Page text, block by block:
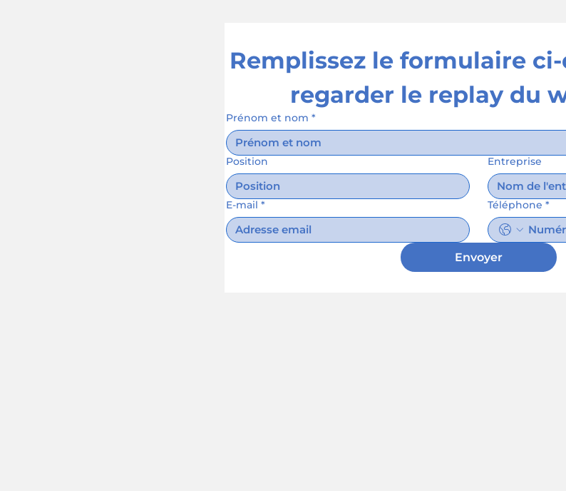
Remplissez le formulaire
regarder le replay du
Prénom et nom *
Position Entreprise
E-mail * Téléphone *
Envoyer